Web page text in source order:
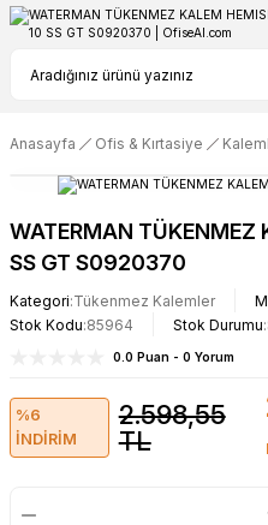
Anasayfa Ofis & Kırtasiye
WATERMAN TÜKENMEZ
SS GT S0920370
Kategori Tükenmez Kalemler
Stok Kodu 85964 Stok Durumu
0.0 Puan - 0 Yorum
%6
İNDİRİM
2.598,55
TL